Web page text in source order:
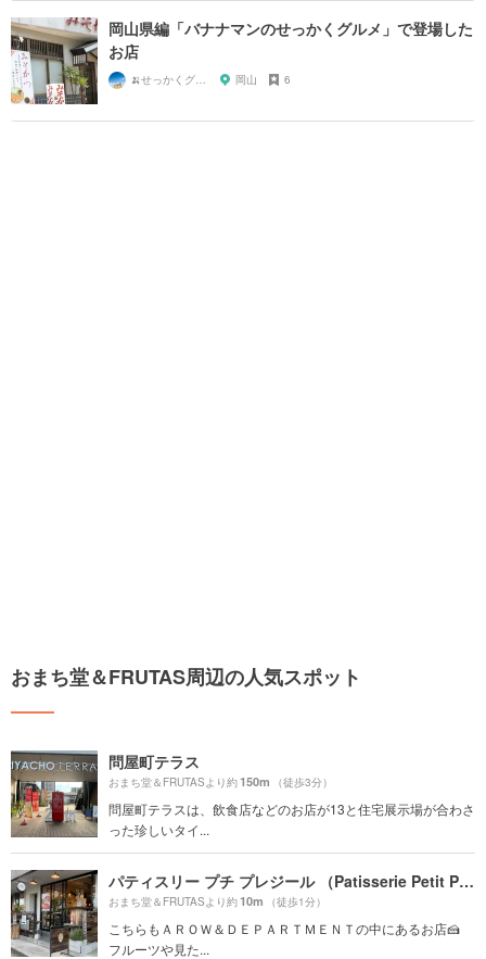
岡山県編「バナナマンのせっかくグルメ」で登場した
お店
🍌せっかくグルメまにあ🍌 岡山 6
おまち堂＆FRUTAS周辺の人気スポット
問屋町テラス
おまち堂＆FRUTASより約150m （徒歩3分）
問屋町テラスは、飲食店などのお店が13と住宅展示場が合わさ
った珍しいタイ...
パティスリー プチ プレジール （Patisserie Petit Plaisir）
おまち堂＆FRUTASより約10m （徒歩1分）
こちらもＡＲＯＷ＆ＤＥＰＡＲＴＭＥＮＴの中にあるお店🍰
フルーツや見た...